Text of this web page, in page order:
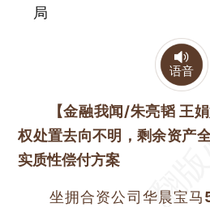
局
语音
【金融我闻/朱亮韬 王娟
权处置去向不明，剩余资产
实质性偿付方案
坐拥合资公司华晨宝马